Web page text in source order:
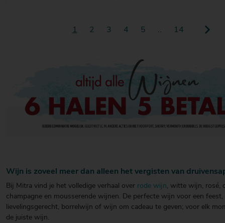
1 2 3 4 5 .. 14
Wijn is zoveel meer dan alleen het vergisten van
Bij Mitra vind je het volledige verhaal over rode wijn, witte wijn, rosé,
champagne en mousserende wijnen. De perfecte wijn voor een
lievelingsgerecht, borrelwijn of wijn om cadeau te geven; voor elk
de juiste wijn.